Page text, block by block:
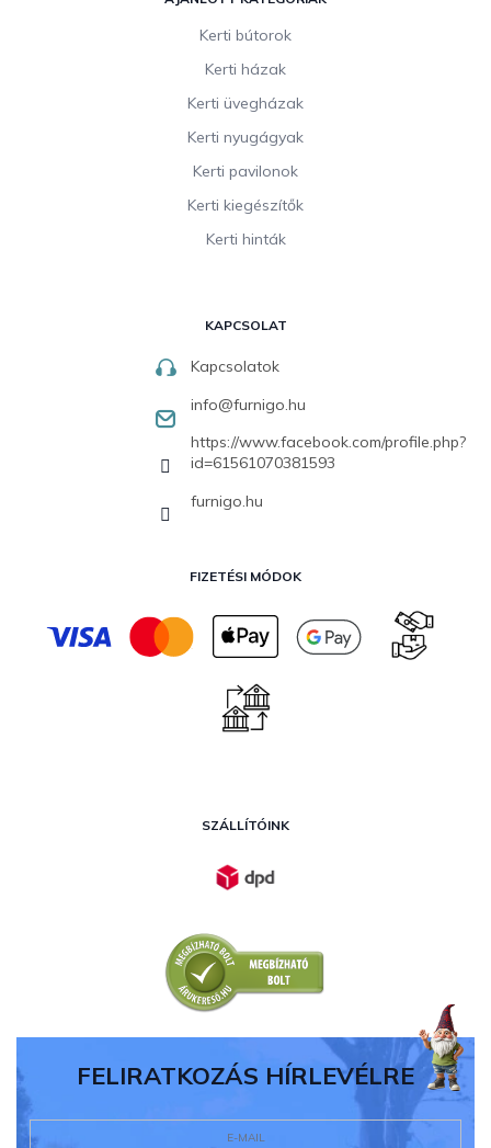
Kerti bútorok
Kerti házak
Kerti üvegházak
Kerti nyugágyak
Kerti pavilonok
Kerti kiegészítők
Kerti hinták
KAPCSOLAT
Kapcsolatok
info@furnigo.hu
https://www.facebook.com/profile.php?
id=61561070381593
furnigo.hu
FIZETÉSI MÓDOK
SZÁLLÍTÓINK
FELIRATKOZÁS HÍRLEVÉLRE
E-MAIL